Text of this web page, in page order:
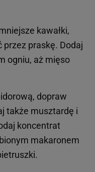
kawałki,
praskę. Dodaj
ogniu, aż mięso
dopraw
także musztardę i
koncentrat
makaronem